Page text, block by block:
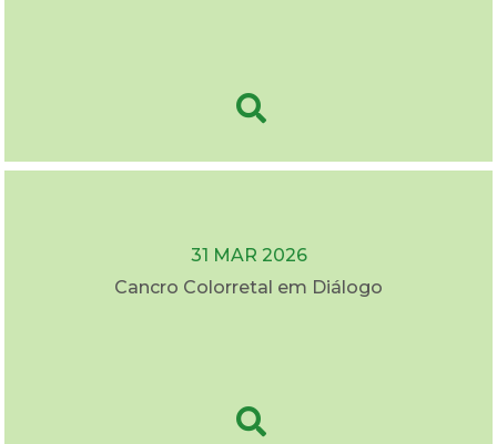
31 MAR 2026
Cancro Colorretal em Diálogo